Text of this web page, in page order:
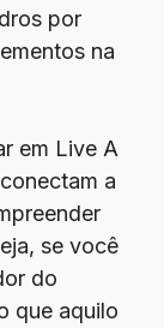
por
na
em Live A
a
se você
do
que aquilo